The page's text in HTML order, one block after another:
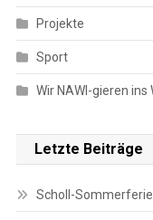
Projekte
Sport
Wir NAWI-gieren
Letzte Beiträge
Scholl-